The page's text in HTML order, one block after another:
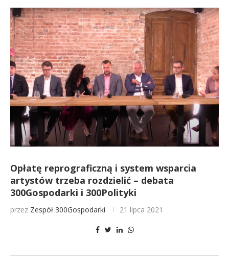
Opłatę reprograficzną i system wsparcia
artystów trzeba rozdzielić – debata
300Gospodarki i 300Polityki
przez Zespół 300Gospodarki 21 lipca 2021